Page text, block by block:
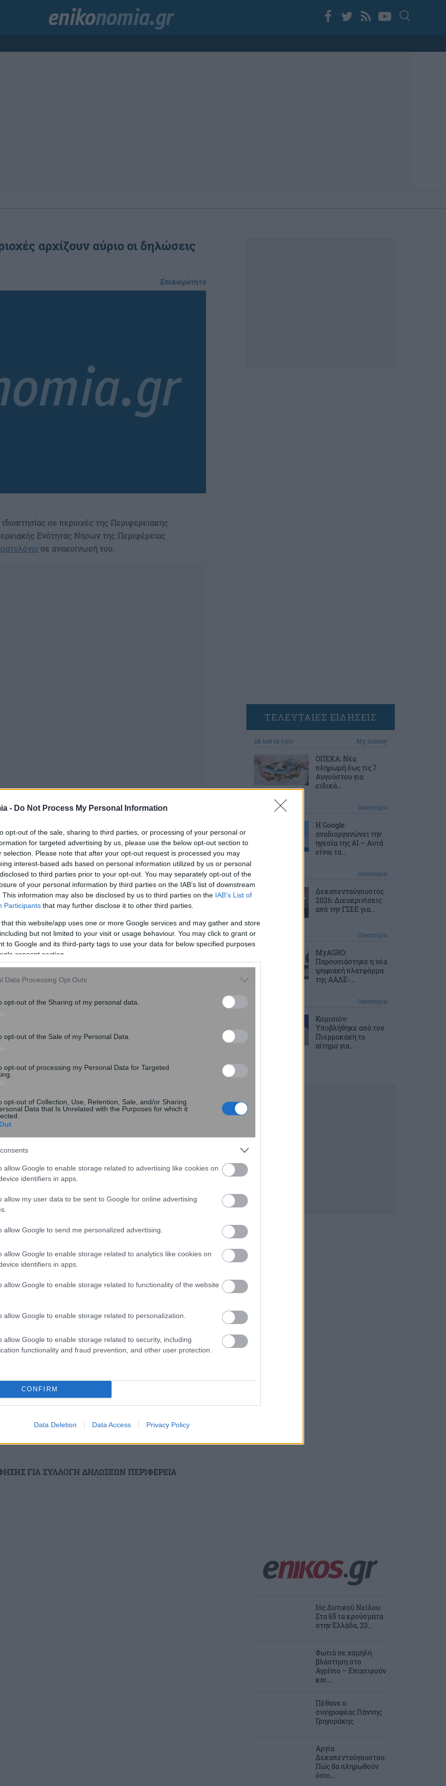
- Do Not Process My Personal Information
opt-out of the sale, sharing to third parties, or processing of your personal or
for targeted advertising by us, please use the below opt-out section to
selection. Please note that after your opt-out request is processed you may
interest-based ads based on personal information utilized by us or personal
to third parties prior to your opt-out. You may separately opt-out of the
of your personal information by third parties on the IAB’s list of downstream
This information may also be disclosed by us to third parties on the IAB’s List of
Participants that may further disclose it to other third parties.
that this website/app uses one or more Google services and may gather and store
but not limited to your visit or usage behaviour. You may click to grant or
to Google and its third-party tags to use your data for below specified purposes
consent section.
Data Processing Opt Outs
opt-out of the Sharing of my personal data.
opt-out of the Sale of my Personal Data.
opt-out of processing my Personal Data for Targeted
opt-out of Collection, Use, Retention, Sale, and/or Sharing
Data that Is Unrelated with the Purposes for which it
allow Google to enable storage related to advertising like cookies on
identifiers in apps.
allow my user data to be sent to Google for online advertising
allow Google to send me personalized advertising.
allow Google to enable storage related to analytics like cookies on
identifiers in apps.
allow Google to enable storage related to functionality of the website
allow Google to enable storage related to personalization.
allow Google to enable storage related to security, including
functionality and fraud prevention, and other user protection.
CONFIRM
Data Deletion Data Access Privacy Policy
αρχίζουν αύριο οι δηλώσεις
Επικαιρότητα
σε περιοχές της Περιφερειακής
Ενότητας Νήσων της Περιφέρειας
σε ανακοίνωσή του.
στις 22
και στις 22 Νοεμβρίου 2019 για
Δημόσιο.
περιοχές, καλούνται να υποβάλουν δήλωση
Κτηματογράφησης της περιοχής που
μέσω της ιστοσελίδαςwww.ktimatologio.gr.Η
κυρώσεις”, αναφέρεται στην ανακοίνωση.
η συλλογή δηλώσεων
γραφεία εμφανίζονται αναλυτικά
ΓΙΑ ΣΥΛΛΟΓΗ ΔΗΛΩΣΕΩΝ ΠΕΡΙΦΕΡΕΙΑ
ΤΕΛΕΥΤΑΙΕΣ ΕΙΔΗΣΕΙΣ
28 λεπτά πριν My money
ΟΠΕΚΑ: Νέα
πληρωμή έως τις 7
Αυγούστου για
ειδικά...
58 λεπτά πριν Οικονομία
Η Google
αναδιοργανώνει την
ηγεσία της AI – Αυτά
είναι τα...
Οικονομία
Δεκαπενταύγουστος
2026: Διευκρινίσεις
από την ΓΣΕΕ για...
2 ώρες πριν Οικονομία
ΜyAGRO:
Παρουσιάστηκε η νέα
ψηφιακή πλατφόρμα
της ΑΑΔΕ-...
Οικονομία
Κομισιόν:
Υποβλήθηκε από τον
Πιερρακάκη το
αίτημα για...
Ιός Δυτικού Νείλου:
Στα 65 τα κρούσματα
στην Ελλάδα, 23...
Φωτιά σε χαμηλή
βλάστηση στο
Αγρίνιο – Επιχειρούν
και...
Πέθανε ο
συγγραφέας Γιάννης
Γρηγοράκης
Αργία
Δεκαπενταύγουστου:
Πώς θα πληρωθούν
όσοι...